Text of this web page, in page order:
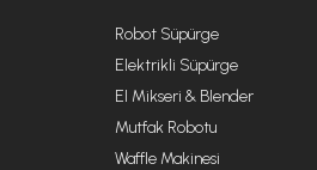
Robot Süpürge
Elektrikli Süpürge
El Mikseri & Blender
Mutfak Robotu
Waffle Makinesi